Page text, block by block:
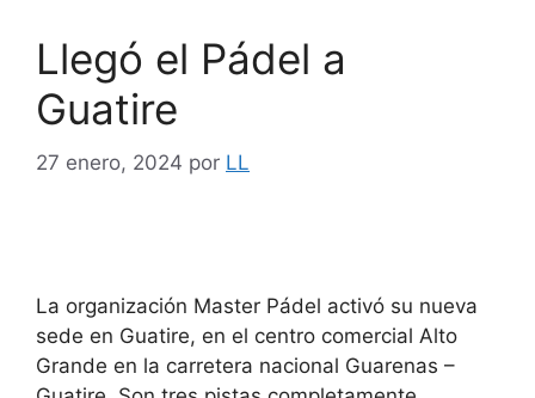
Llegó el Pádel a
Guatire
27 enero, 2024 por LL
La organización Master Pádel activó su nueva
sede en Guatire, en el centro comercial Alto
Grande en la carretera nacional Guarenas –